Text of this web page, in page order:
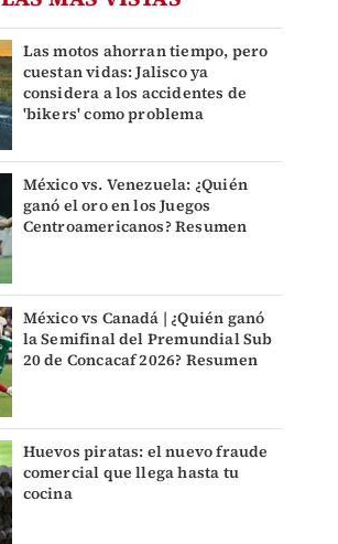
Las motos ahorran tiempo, pero
cuestan vidas: Jalisco ya
considera a los accidentes de
'bikers' como problema
México vs. Venezuela: ¿Quién
ganó el oro en los Juegos
Centroamericanos? Resumen
México vs Canadá | ¿Quién ganó
la Semifinal del Premundial Sub
20 de Concacaf 2026? Resumen
Huevos piratas: el nuevo fraude
comercial que llega hasta tu
cocina